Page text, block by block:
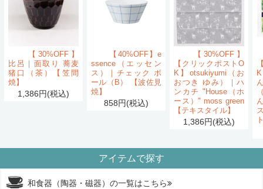
【30%OFF】
比呂｜面取り 蕎麦
猪口（茶）【笠間
焼】
1,386円(税込)
【40%OFF】e
ssence（エッセン
ス）｜チェック ボ
ール（B） 【波佐見
焼】
858円(税込)
【30%OFF】
【クリックポストO
K】otsukiyumi（お
おつき ゆみ）｜ハ
ンカチ "House（ホ
ース）" moss green
【テキスタイル】
1,386円(税込)
アイテムで探す
和食器（陶器・磁器）の一覧はこちら